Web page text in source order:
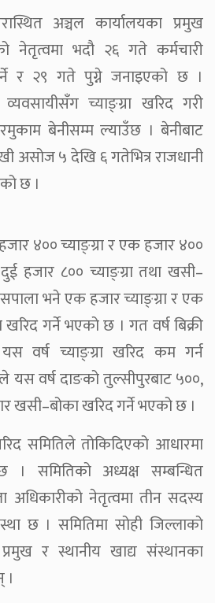
अञ्चल कार्यालयका प्रमुख
नेतृत्वमा भदौ २६ गते कर्मचारी
र २९ गते पुग्ने जनाइएको छ ।
च्याङ्ग्रा खरिद गरी
बेनीसम्म ल्याउँछ । बेनीबाट
असोज ५ देखि ६ गतेभित्र राजधानी
छ ।
४०० च्याङ्ग्रा र एक हजार ४००
हजार ८०० च्याङ्ग्रा तथा खसी–
भने एक हजार च्याङ्ग्रा र एक
गर्ने भएको छ । गत वर्ष बिक्री
वर्ष च्याङ्ग्रा खरिद कम गर्न
यस वर्ष दाङको तुल्सीपुरबाट ५००,
खसी–बोका खरिद गर्ने भएको छ ।
समितिले तोकिदिएको आधारमा
। समितिको अध्यक्ष सम्बन्धित
अधिकारीको नेतृत्वमा तीन सदस्य
छ । समितिमा सोही जिल्लाको
र स्थानीय खाद्य संस्थानका